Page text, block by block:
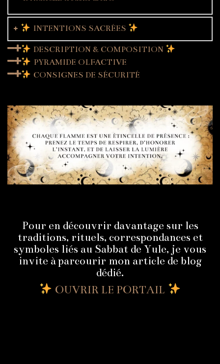
INTENTIONS SACRÉES
DESCRIPTION & COMPOSITION
PYRAMIDE OLFACTIVE
CONSIGNES DE SÉCURITÉ
Pour en découvrir davantage sur les
traditions, rituels, correspondances et
symboles liés au Sabbat de Yule, je vous
invite à parcourir mon article de blog
dédié.
OUVRIR LE PORTAIL